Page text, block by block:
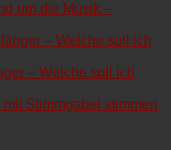
um die Musik –
– Welche soll ich
– Welche soll ich
Stimmgabel stimmen